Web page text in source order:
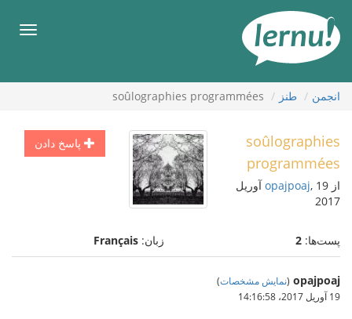
محتوا
انجمن طنز soûlographies programmées
پاسخ دادن
soûlographies
programmées
از opajpoaj, 19 آوریل
2017
پست‌ها: 2 زبان: Français
opajpoaj
(نمایش مشخصات)
19 آوریل 2017،‏ 14:16:58